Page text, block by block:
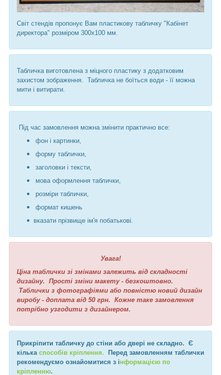
Світ стендів пропонує Вам пластикову табличку "Кабінет
директора" розміром 300х100 мм.
Табличка виготовлена ​​з міцного пластику з додатковим
захистом зображення. Табличка не боїться води - її можна
мити і витирати.
Під час замовлення можна змінити практично все:
фон і картинки,
форму таблички,
заголовки і тексти,
мова оформлення таблички,
розміри таблички,
формат кишень
вказати прізвище ім'я побатькові.
Увага!
Ціна таблички зі змінами залежить від складності
дизайну. Прості зміни макету - безкоштовно.
Таблички з фотографіями або повністю новий дизайн
виробу - доплата від 50 грн. Кожне таке замовлення
потрібно узгодити з дизайнером.
Прикріпити табличку до стіни або двері не складно. Є
кілька способів кріплення. Перед замовленням таблички
рекомендуємо ознайомитися з інформацією по
кріпленню.